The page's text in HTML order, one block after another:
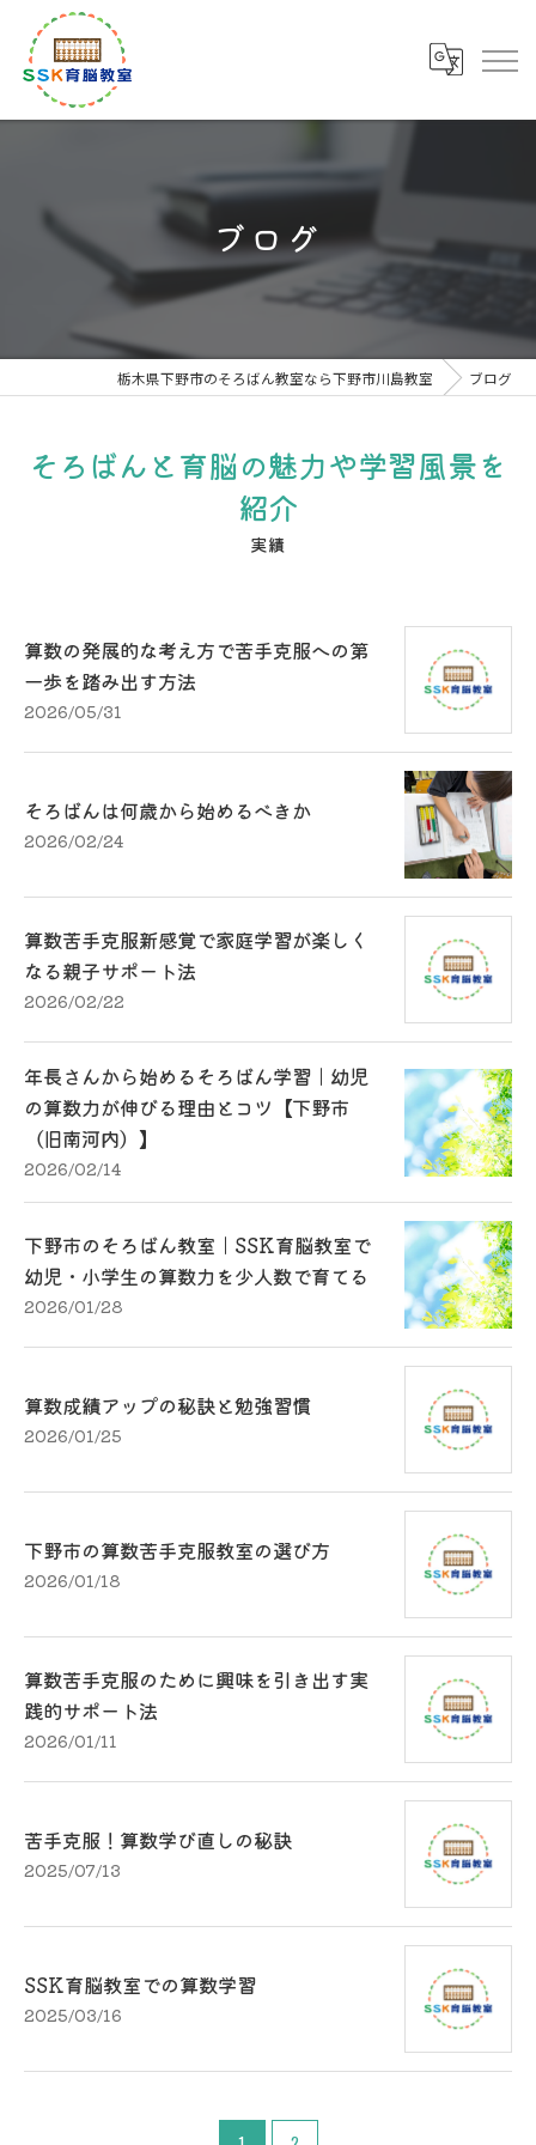
ブログ
栃木県下野市のそろばん教室なら下野市川島教室 ブログ
そろばんと育脳の魅力や学習風景を
紹介
実績
算数の発展的な考え方で苦手克服への第
一歩を踏み出す方法
2026/05/31
そろばんは何歳から始めるべきか
2026/02/24
算数苦手克服新感覚で家庭学習が楽しく
なる親子サポート法
2026/02/22
年長さんから始めるそろばん学習｜幼児
の算数力が伸びる理由とコツ【下野市
（旧南河内）】
2026/02/14
下野市のそろばん教室｜SSK育脳教室で
幼児・小学生の算数力を少人数で育てる
2026/01/28
算数成績アップの秘訣と勉強習慣
2026/01/25
下野市の算数苦手克服教室の選び方
2026/01/18
算数苦手克服のために興味を引き出す実
践的サポート法
2026/01/11
苦手克服！算数学び直しの秘訣
2025/07/13
SSK育脳教室での算数学習
2025/03/16